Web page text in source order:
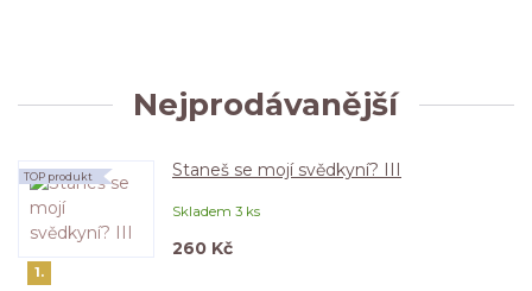
Nejprodávanější
1.
Staneš se mojí svědkyní? III
Skladem 3 ks
TOP produkt
260 Kč